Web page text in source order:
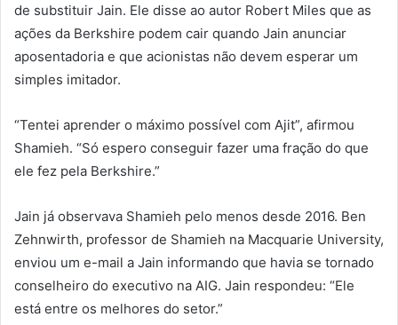
de substituir Jain. Ele disse ao autor Robert Miles que as
ações da Berkshire podem cair quando Jain anunciar
aposentadoria e que acionistas não devem esperar um
simples imitador.
“Tentei aprender o máximo possível com Ajit”, afirmou
Shamieh. “Só espero conseguir fazer uma fração do que
ele fez pela Berkshire.”
Jain já observava Shamieh pelo menos desde 2016. Ben
Zehnwirth, professor de Shamieh na Macquarie University,
enviou um e-mail a Jain informando que havia se tornado
conselheiro do executivo na AIG. Jain respondeu: “Ele
está entre os melhores do setor.”